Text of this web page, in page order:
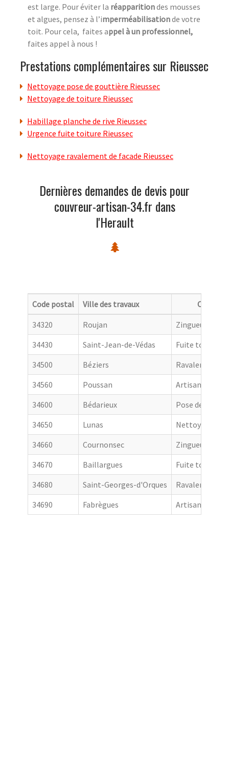
est large. Pour éviter la réapparitiondes mousses
et algues, pensez à l’imperméabilisationde votre
toit. Pour cela, faites appel à un professionnel,
faites appel à nous !
Prestations complémentaires sur Rieussec
Nettoyage pose de gouttière Rieussec
Nettoyage de toiture Rieussec
Habillage planche de rive Rieussec
Urgence fuite toiture Rieussec
Nettoyage ravalement de facade Rieussec
Dernières demandes de devis pour
couvreur-artisan-34.fr dans
l'Herault
Code postal Ville des travaux
34320
Roujan
Zingueur
34430
Saint-Jean-de-Védas
Fuite toiture
34500
Béziers
Ravalement
34560
Poussan
Artisan
34600
Bédarieux
Pose de
34650
Lunas
Nettoyage de
34660
Cournonsec
Zingueur
34670
Baillargues
Fuite toiture
34680
Saint-Georges-d'Orques
Ravalement
34690
Fabrègues Artisan